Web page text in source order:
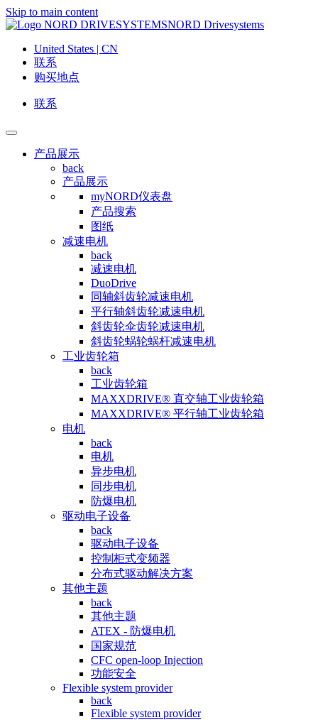
Skip to main content
NORD Drivesystems
United States | CN
联系
购买地点
联系
产品展示
back
产品展示
myNORD仪表盘
产品搜索
图纸
减速电机
back
减速电机
DuoDrive
同轴斜齿轮减速电机
平行轴斜齿轮减速电机
斜齿轮伞齿轮减速电机
斜齿轮蜗轮蜗杆减速电机
工业齿轮箱
back
工业齿轮箱
MAXXDRIVE® 直交轴工业齿轮箱
MAXXDRIVE® 平行轴工业齿轮箱
电机
back
电机
异步电机
同步电机
防爆电机
驱动电子设备
back
驱动电子设备
控制柜式变频器
分布式驱动解决方案
其他主题
back
其他主题
ATEX - 防爆电机
国家规范
CFC open-loop Injection
功能安全
Flexible system provider
back
Flexible system provider